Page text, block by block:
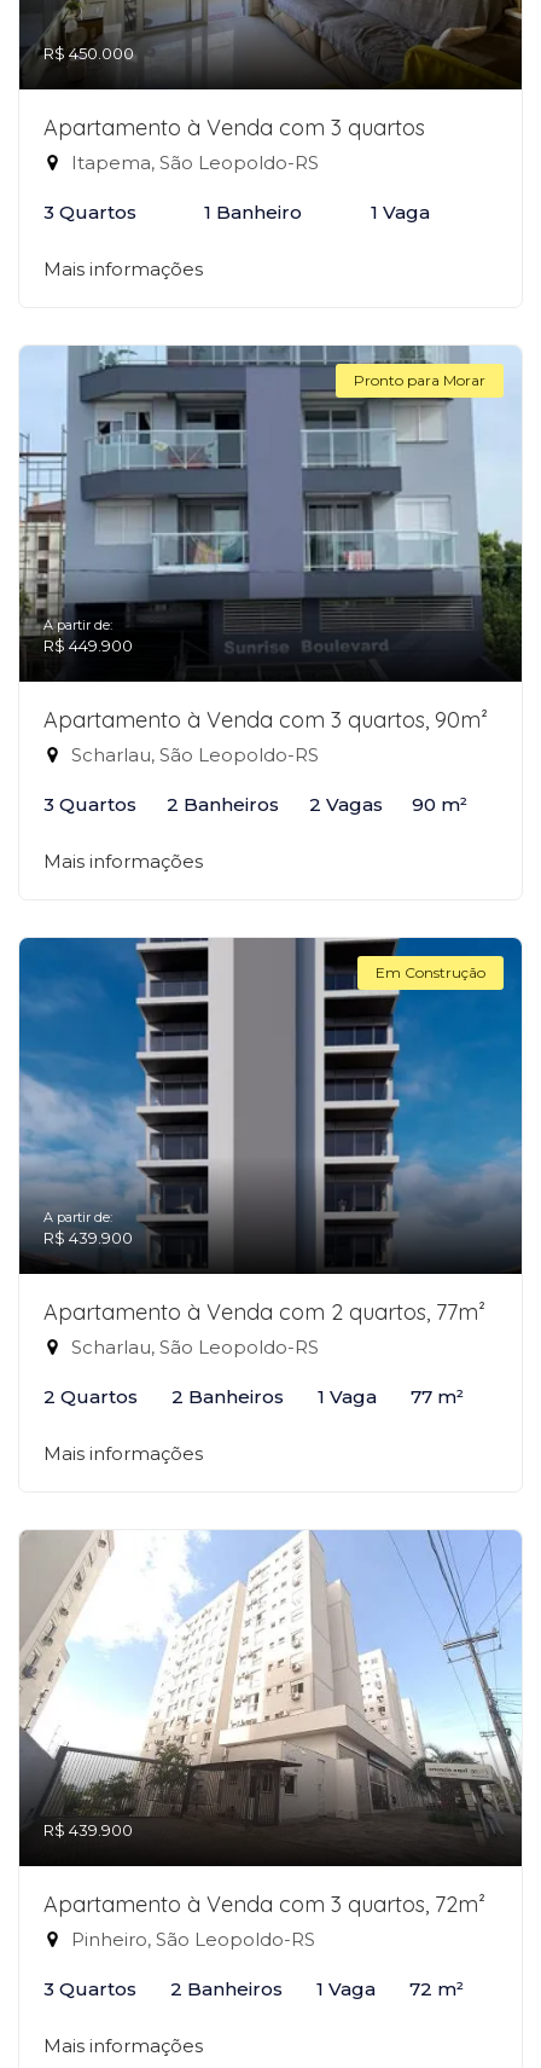
R$ 450.000
Apartamento à Venda com 3 quartos
Itapema, São Leopoldo-RS
3 Quartos 1 Banheiro 1 Vaga
Mais informações
Pronto para Morar
A partir de:
R$ 449.900
Apartamento à Venda com 3 quartos, 90m²
Scharlau, São Leopoldo-RS
3 Quartos 2 Banheiros 2 Vagas 90 m²
Mais informações
Em Construção
A partir de:
R$ 439.900
Apartamento à Venda com 2 quartos, 77m²
Scharlau, São Leopoldo-RS
2 Quartos 2 Banheiros 1 Vaga 77 m²
Mais informações
R$ 439.900
Apartamento à Venda com 3 quartos, 72m²
Pinheiro, São Leopoldo-RS
3 Quartos 2 Banheiros 1 Vaga 72 m²
Mais informações